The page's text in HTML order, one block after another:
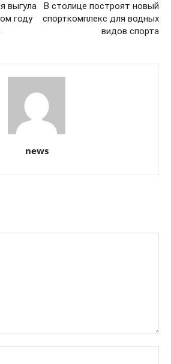
выгула
году
В столице построят новый
спорткомплекс для водных
видов спорта
news